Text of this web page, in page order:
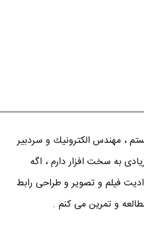
، مهندس الكترونيك و سردبير
به سخت افزار دارم ، اگه
فیلم و تصویر و طراحی رابط
و تمرین می کنم .